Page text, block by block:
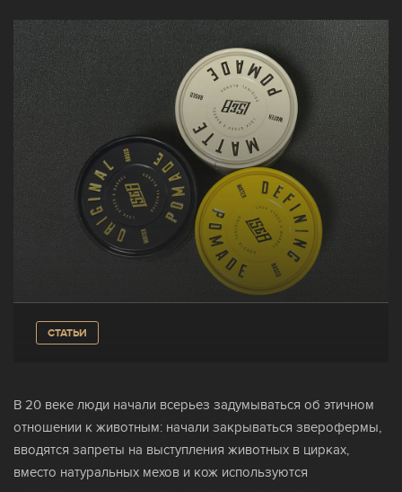
ПАРИКМАХЕРСКИЕ
КЛУБ
ТРЕНДЫ
БЛОГ
ГДЕ КУПИТЬ
СТАТЬИ
В 20 веке люди начали всерьез задумываться об этичном
отношении к животным: начали закрываться зверофермы,
вводятся запреты на выступления животных в цирках,
вместо натуральных мехов и кож используются